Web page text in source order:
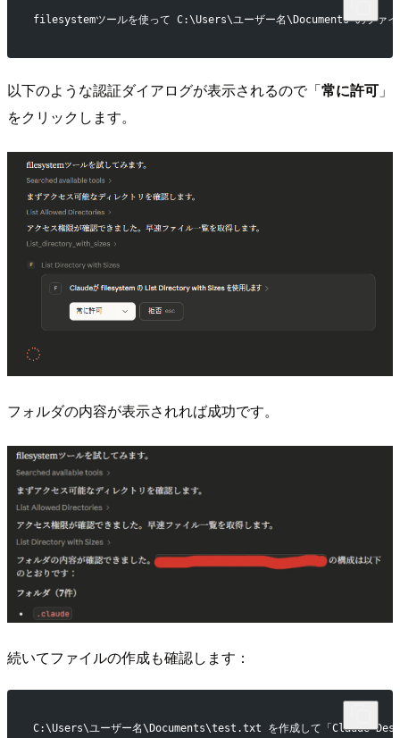
filesystemツールを使って C:\Users\ユーザー名\Documents のファイ
以下のような認証ダイアログが表示されるので「常に許可 」
をクリックします。
フォルダの内容が表示されれば成功です。
続いてファイルの作成も確認します：
C:\Users\ユーザー名\Documents\test.txt を作成して「Claude